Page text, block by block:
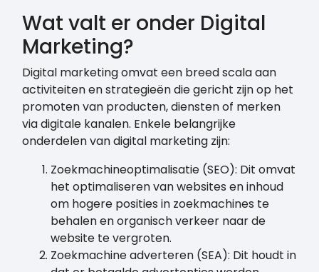
Wat valt er onder Digital
Marketing?
Digital marketing omvat een breed scala aan
activiteiten en strategieën die gericht zijn op het
promoten van producten, diensten of merken
via digitale kanalen. Enkele belangrijke
onderdelen van digital marketing zijn:
Zoekmachineoptimalisatie (SEO): Dit omvat
het optimaliseren van websites en inhoud
om hogere posities in zoekmachines te
behalen en organisch verkeer naar de
website te vergroten.
Zoekmachine adverteren (SEA): Dit houdt in